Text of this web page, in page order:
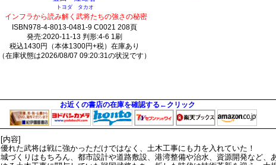
トヨダ タカオ
インフラから読み解く武将たちの強さの秘密
ISBN978-4-8013-0481-9 C0021 208頁
発売:2020-11-13 判形:4-6 1刷
税込1430円（本体1300円+税）在庫あり
（在庫状態は2026/08/07 09:20:31の状況です）
お近くの書店の在庫を確認する←クリック
[内容]
優れた武将は戦に強かっただけではなく、土木工事にも力を入れていた！
城づくりはもちろん、都市設計や道路敷設、港湾整備や治水、資源開発など、